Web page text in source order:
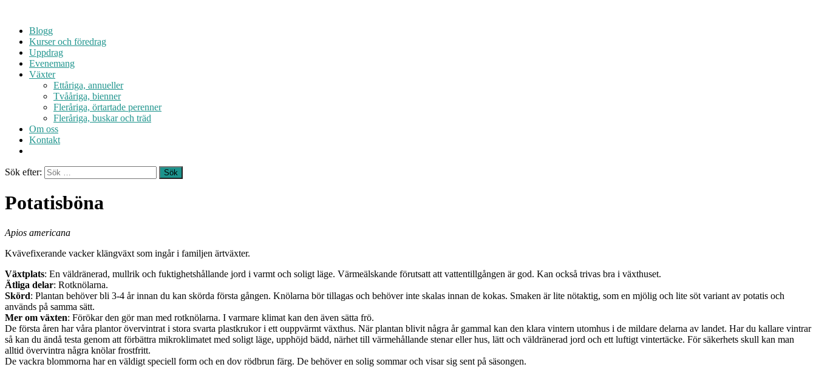
Blogg
Kurser och föredrag
Uppdrag
Evenemang
Växter
Ettåriga, annueller
Tvååriga, bienner
Fleråriga, örtartade perenner
Fleråriga, buskar och träd
Om oss
Kontakt
Sök efter:
Potatisböna
Apios americana
Kvävefixerande vacker klängväxt som ingår i familjen ärtväxter.
Växtplats: En väldränerad, mullrik och fuktighetshållande jord i varmt och soligt läge. Värmeälskande förutsatt att vattentillgången är god. Kan också trivas bra i växthuset.
Ätliga delar: Rotknölarna.
Skörd: Plantan behöver bli 3-4 år innan du kan skörda första gången. Knölarna bör tillagas och behöver inte skalas innan de kokas. Smaken är lite nötaktig, som en mjölig och lite söt variant av potatis och
används på samma sätt.
Mer om växten: Förökar den gör man med rotknölarna. I varmare klimat kan den även sätta frö.
De första åren har våra plantor övervintrat i stora svarta plastkrukor i ett ouppvärmt växthus. När plantan blivit några år gammal kan den klara vintern utomhus i de mildare delarna av landet. Har du kallare vintrar
så kan du ändå testa genom att förbättra mikroklimatet med soligt läge, upphöjd bädd, närhet till värmehållande stenar eller hus, lätt och väldränerad jord och ett luftigt vintertäcke. För säkerhets skull kan man
alltid övervintra några knölar frostfritt.
De vackra blommorna har en väldigt speciell form och en dov rödbrun färg. De behöver en solig sommar och visar sig sent på säsongen.